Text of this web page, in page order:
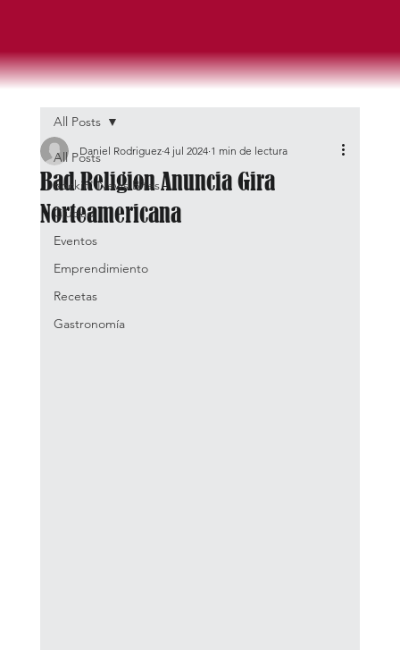
All Posts
Rockin' News Bites
Ciudad
Eventos
Emprendimiento
Recetas
Gastronomía
All Posts
Bad Religion Anuncia Gira
Norteamericana
Daniel Rodriguez 4 jul 2024 1 min de lectura